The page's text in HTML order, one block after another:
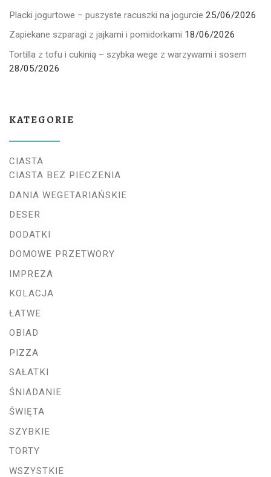
Placki jogurtowe – puszyste racuszki na jogurcie 25/06/2026
Zapiekane szparagi z jajkami i pomidorkami 18/06/2026
Tortilla z tofu i cukinią – szybka wege z warzywami i sosem
28/05/2026
KATEGORIE
CIASTA
CIASTA BEZ PIECZENIA
DANIA WEGETARIAŃSKIE
DESER
DODATKI
DOMOWE PRZETWORY
IMPREZA
KOLACJA
ŁATWE
OBIAD
PIZZA
SAŁATKI
ŚNIADANIE
ŚWIĘTA
SZYBKIE
TORTY
WSZYSTKIE